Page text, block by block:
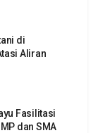
di
Aliran
Fasilitasi
dan SMA